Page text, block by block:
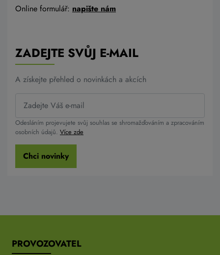
Online formulář: napište nám
ZADEJTE SVŮJ E-MAIL
A získejte přehled o novinkách a akcích
Odesláním projevujete svůj souhlas se shromažďováním a zpracováním
osobních údajů. Více zde
Chci novinky
PROVOZOVATEL